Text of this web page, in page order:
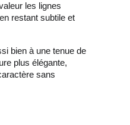
les lignes
restant subtile et
bien à une tenue de
plus élégante,
sans